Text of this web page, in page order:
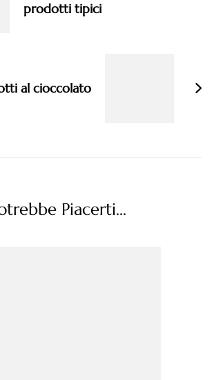
prodotti tipici
al cioccolato
Piacerti...